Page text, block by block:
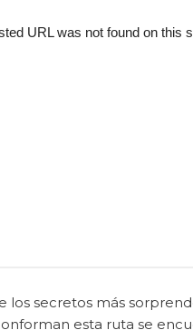
los secretos más
esta ruta se